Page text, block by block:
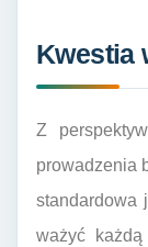
Kwestia
Z
prowadzenia
standardowa
ważyć